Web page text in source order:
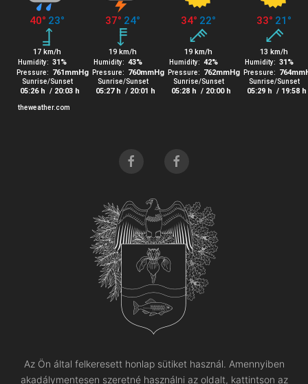
Mártély Községi Önkormányzat archív weboldalátIDE
KATTINTVAérheti el
Az Ön által felkeresett honlap sütiket használ. Amennyiben
akadálymentesen szeretné használni az oldalt, kattintson az